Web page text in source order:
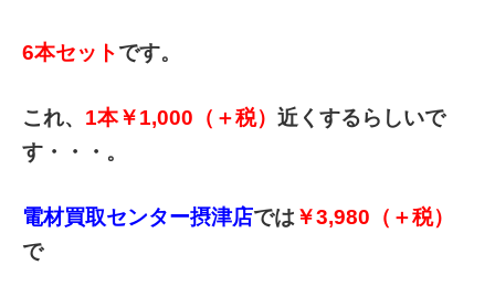
6本セットです。
これ、 1本￥1,000（＋税） 近くするらしいで
す・・・。
電材買取センター摂津店では￥3,980（＋税）
で